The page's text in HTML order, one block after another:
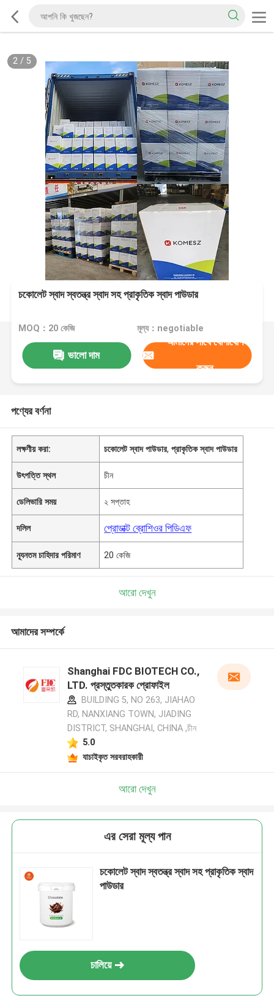
2/ 5
চকোলেট স্বাদ স্বতন্ত্র স্বাদ সহ প্রাকৃতিক স্বাদ পাউডার
MOQ：20 কেজি মূল্য：negotiable
ভালো দাম
আমাদের সাথে যোগাযোগ
করুন
পণ্যের বর্ণনা
লক্ষণীয় করা: চকোলেট স্বাদ পাউডার,প্রাকৃতিক স্বাদ পাউডার
উৎপত্তি স্থল চীন
ডেলিভারি সময় ২ সপ্তাহ
দলিল প্রোডাক্ট ব্রোশিওর পিডিএফ
ন্যূনতম চাহিদার পরিমাণ 20 কেজি
আরো দেখুন
আমাদের সম্পর্কে
Shanghai FDC BIOTECH CO.,
LTD. প্রস্তুতকারক প্রোফাইল
BUILDING 5, NO 263, JIAHAO
RD, NANXIANG TOWN, JIADING
DISTRICT, SHANGHAI, CHINA ,চীন
5.0
যাচাইকৃত সরবরাহকারী
আরো দেখুন
এর সেরা মূল্য পান
চকোলেট স্বাদ স্বতন্ত্র স্বাদ সহ প্রাকৃতিক স্বাদ
পাউডার
চালিয়ে